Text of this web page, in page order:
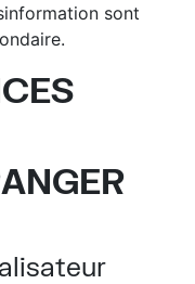
sont